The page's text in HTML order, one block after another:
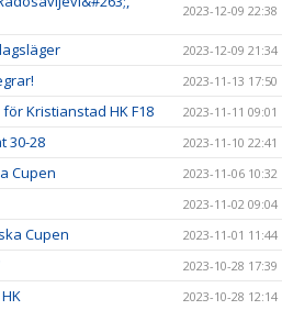
2023-12-09 22:38
2023-12-09 21:34
2023-11-13 17:50
Kristianstad HK F18 2023-11-11 09:01
30-28 2023-11-10 22:41
Cupen 2023-11-06 10:32
2023-11-02 09:04
Cupen 2023-11-01 11:44
2023-10-28 17:39
2023-10-28 12:14